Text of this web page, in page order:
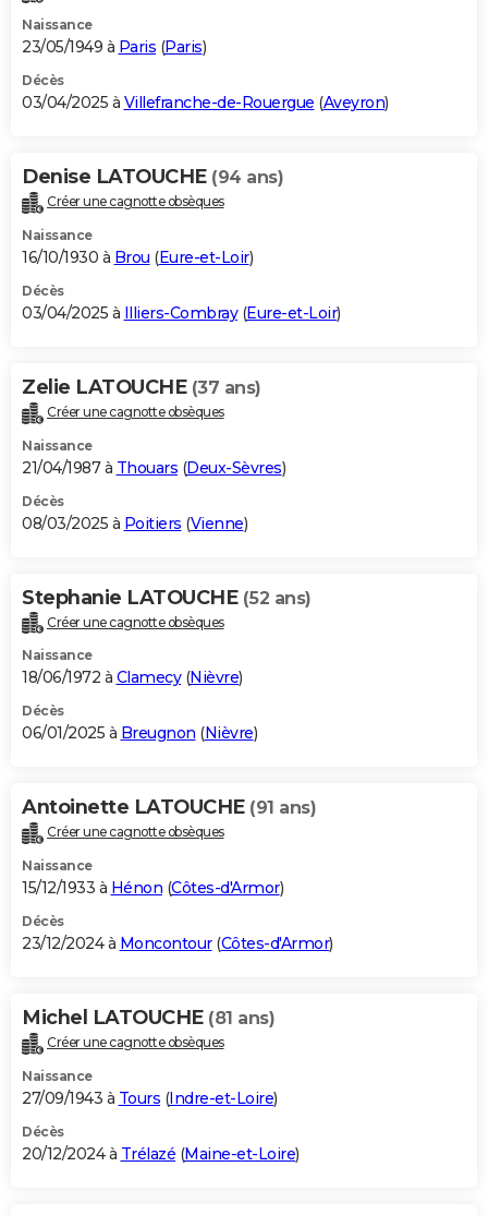
Naissance
23/05/1949 à Paris (Paris)
Décès
03/04/2025 à Villefranche-de-Rouergue (Aveyron)
Denise LATOUCHE (94 ans)
Créer une cagnotte obsèques
Naissance
16/10/1930 à Brou (Eure-et-Loir)
Décès
03/04/2025 à Illiers-Combray(Eure-et-Loir)
Zelie LATOUCHE (37 ans)
Créer une cagnotte obsèques
Naissance
21/04/1987 à Thouars (Deux-Sèvres)
Décès
08/03/2025 à Poitiers (Vienne)
Stephanie LATOUCHE (52 ans)
Créer une cagnotte obsèques
Naissance
18/06/1972 à Clamecy(Nièvre)
Décès
06/01/2025 à Breugnon (Nièvre)
Antoinette LATOUCHE (91 ans)
Créer une cagnotte obsèques
Naissance
15/12/1933 à Hénon (Côtes-d'Armor)
Décès
23/12/2024 à Moncontour(Côtes-d'Armor)
Michel LATOUCHE (81 ans)
Créer une cagnotte obsèques
Naissance
27/09/1943 à Tours (Indre-et-Loire)
Décès
20/12/2024 à Trélazé (Maine-et-Loire)